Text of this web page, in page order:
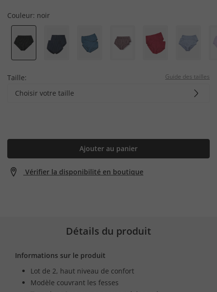
Couleur: noir
Taille: Guide des tailles
Choisir votre taille
Ajouter au panier
Vérifier la disponibilité en boutique
Détails du produit
Informations sur le produit
Lot de 2, haut niveau de confort
Modèle couvrant les fesses